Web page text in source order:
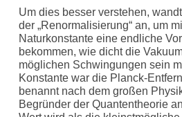
Um dies besser verstehen,
der „Renormalisierung“ an, um
Naturkonstante eine endliche
bekommen, wie dicht die
möglichen Schwingungen sein
Konstante war die Planck-
benannt nach dem großen
Begründer der Quantentheorie